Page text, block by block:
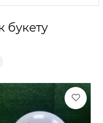
букету